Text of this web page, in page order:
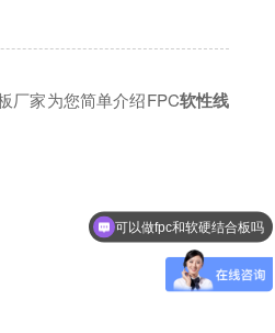
厂家为您简单介绍FPC软性线
可以做fpc和软硬结合板吗